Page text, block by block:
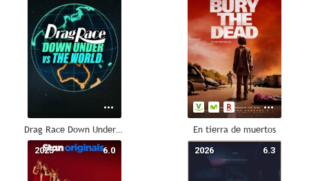
Drag Race Down Under vs The World En tierra de muertos
6.0
2025 6.3
2026